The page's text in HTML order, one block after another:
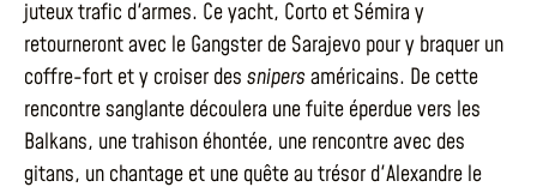
juteux trafic d'armes. Ce yacht, Corto et Sémira y
retourneront avec le Gangster de Sarajevo pour y braquer un
coffre-fort et y croiser des snipersaméricains. De cette
rencontre sanglante découlera une fuite éperdue vers les
Balkans, une trahison éhontée, une rencontre avec des
gitans, un chantage et une quête au trésor d'Alexandre le